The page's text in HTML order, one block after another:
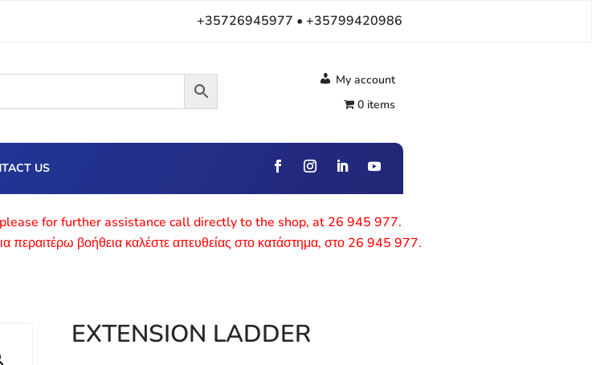
+35726945977 • +35799420986
My account
0 items
US
for further assistance call directly to the shop, at 26 945 977.
περαιτέρω βοήθεια καλέστε απευθείας στο κατάστημα, στο 26 945 977.
EXTENSION LADDER